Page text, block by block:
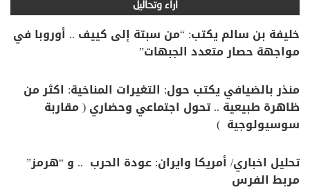
آراء وتحاليل
خليفة بن سالم يكتب: “من سبتة إلى كييف .. أوروبا في
مواجهة حصار متعدد الجبهات”
منذر بالضيافي يكتب حول: التغيرات المناخية: اكثر من
ظاهرة طبيعية .. تحول اجتماعي وحضاري ( مقاربة
سوسيولوجية )
تحليل اخباري/ أمريكا وايران: عودة الحرب .. و “هرمز”
مربط الفرس